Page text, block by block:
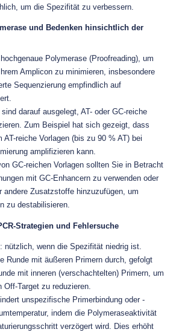
um die Spezifität zu verbessern.
und Bedenken hinsichtlich der
Polymerase (Proofreading), um
Amplicon zu minimieren, insbesondere
Sequenzierung empfindlich auf
darauf ausgelegt, AT- oder GC-reiche
Zum Beispiel hat sich gezeigt, dass
AT-reiche Vorlagen (bis zu 90 % AT) bei
amplifizieren kann.
GC-reichen Vorlagen sollten Sie in Betracht
mit GC-Enhancern zu verwenden oder
andere Zusatzstoffe hinzuzufügen, um
zu destabilisieren.
Strategien und Fehlersuche
nützlich, wenn die Spezifität niedrig ist.
Runde mit äußeren Primern durch, gefolgt
mit inneren (verschachtelten) Primern, um
Off-Target zu reduzieren.
unspezifische Primerbindung oder -
indem die Polymeraseaktivität
verzögert wird. Dies erhöht